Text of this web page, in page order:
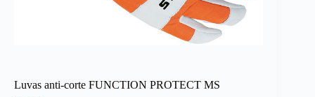
Luvas anti-corte FUNCTION PROTECT MS